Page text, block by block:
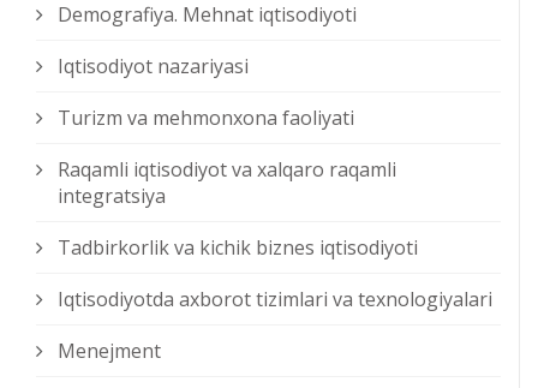
Demografiya. Mehnat iqtisodiyoti
Iqtisodiyot nazariyasi
Turizm va mehmonxona faoliyati
Raqamli iqtisodiyot va xalqaro raqamli
integratsiya
Tadbirkorlik va kichik biznes iqtisodiyoti
Iqtisodiyotda axborot tizimlari va texnologiyalari
Menejment